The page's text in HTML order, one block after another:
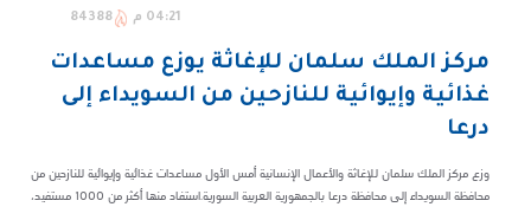
04:21 م 84388
مركز الملك سلمان للإغاثة يوزع مساعدات
غذائية وإيوائية للنازحين من السويداء إلى
درعا
وزع مركز الملك سلمان للإغاثة والأعمال الإنسانية أمس الأول مساعدات غذائية وإيوائية للنازحين من
محافظة السويداء إلى محافظة درعا بالجمهورية العربية السورية.استفاد منها أكثر من 1000 مستفيد،